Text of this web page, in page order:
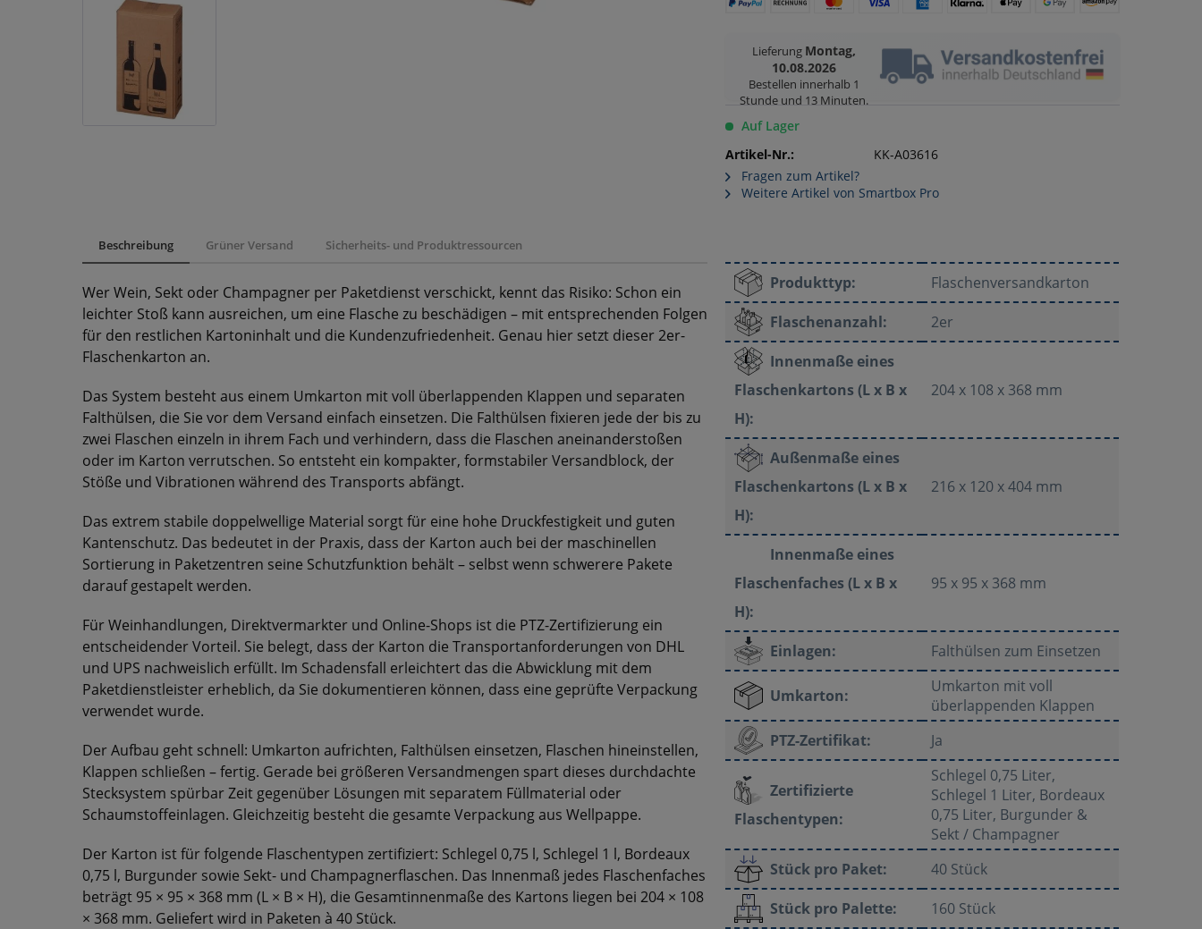
Lieferung Montag,
10.08.2026
Bestellen innerhalb 1
Stunde und 13 Minuten.
Auf Lager
Artikel-Nr.:
KK-A03616
Fragen zum Artikel?
Weitere Artikel von Smartbox Pro
Beschreibung Grüner Versand Sicherheits- und Produktressourcen
Wer Wein, Sekt oder Champagner per Paketdienst verschickt, kennt das Risiko: Schon ein
leichter Stoß kann ausreichen, um eine Flasche zu beschädigen – mit entsprechenden Folgen
für den restlichen Kartoninhalt und die Kundenzufriedenheit. Genau hier setzt dieser 2er-
Flaschenkarton an.
Das System besteht aus einem Umkarton mit voll überlappenden Klappen und separaten
Falthülsen, die Sie vor dem Versand einfach einsetzen. Die Falthülsen fixieren jede der bis zu
zwei Flaschen einzeln in ihrem Fach und verhindern, dass die Flaschen aneinanderstoßen
oder im Karton verrutschen. So entsteht ein kompakter, formstabiler Versandblock, der
Stöße und Vibrationen während des Transports abfängt.
Das extrem stabile doppelwellige Material sorgt für eine hohe Druckfestigkeit und guten
Kantenschutz. Das bedeutet in der Praxis, dass der Karton auch bei der maschinellen
Sortierung in Paketzentren seine Schutzfunktion behält – selbst wenn schwerere Pakete
darauf gestapelt werden.
Für Weinhandlungen, Direktvermarkter und Online-Shops ist die PTZ-Zertifizierung ein
entscheidender Vorteil. Sie belegt, dass der Karton die Transportanforderungen von DHL
und UPS nachweislich erfüllt. Im Schadensfall erleichtert das die Abwicklung mit dem
Paketdienstleister erheblich, da Sie dokumentieren können, dass eine geprüfte Verpackung
verwendet wurde.
Der Aufbau geht schnell: Umkarton aufrichten, Falthülsen einsetzen, Flaschen hineinstellen,
Klappen schließen – fertig. Gerade bei größeren Versandmengen spart dieses durchdachte
Stecksystem spürbar Zeit gegenüber Lösungen mit separatem Füllmaterial oder
Schaumstoffeinlagen. Gleichzeitig besteht die gesamte Verpackung aus Wellpappe.
Der Karton ist für folgende Flaschentypen zertifiziert: Schlegel 0,75 l, Schlegel 1 l, Bordeaux
0,75 l, Burgunder sowie Sekt- und Champagnerflaschen. Das Innenmaß jedes Flaschenfaches
beträgt 95 × 95 × 368 mm (L × B × H), die Gesamtinnenmaße des Kartons liegen bei 204 × 108
× 368 mm. Geliefert wird in Paketen à 40 Stück.
Produkttyp:
Flaschenversandkarton
Flaschenanzahl:
2er
Innenmaße eines
Flaschenkartons (L x B x
H):
204 x 108 x 368 mm
Außenmaße eines
Flaschenkartons (L x B x
H):
216 x 120 x 404 mm
Innenmaße eines
Flaschenfaches (L x B x
H):
95 x 95 x 368 mm
Einlagen: Falthülsen zum Einsetzen
Umkarton:
Umkarton mit voll
überlappenden Klappen
PTZ-Zertifikat:
Ja
Zertifizierte
Flaschentypen:
Schlegel 0,75 Liter,
Schlegel 1 Liter, Bordeaux
0,75 Liter, Burgunder &
Sekt / Champagner
Stück pro Paket:
40 Stück
Stück pro Palette:
160 Stück